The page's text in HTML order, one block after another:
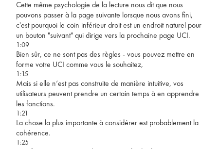
Cette même psychologie de la lecture nous dit que nous
pouvons passer à la page suivante lorsque nous avons fini,
c'est pourquoi le coin inférieur droit est un endroit naturel pour
un bouton "suivant" qui dirige vers la prochaine page UCI.
1:09
Bien sûr, ce ne sont pas des règles - vous pouvez mettre en
forme votre UCI comme vous le souhaitez,
1:15
Mais si elle n’est pas construite de manière intuitive, vos
utilisateurs peuvent prendre un certain temps à en apprendre
les fonctions.
1:21
La chose la plus importante à considérer est probablement la
cohérence.
1:25